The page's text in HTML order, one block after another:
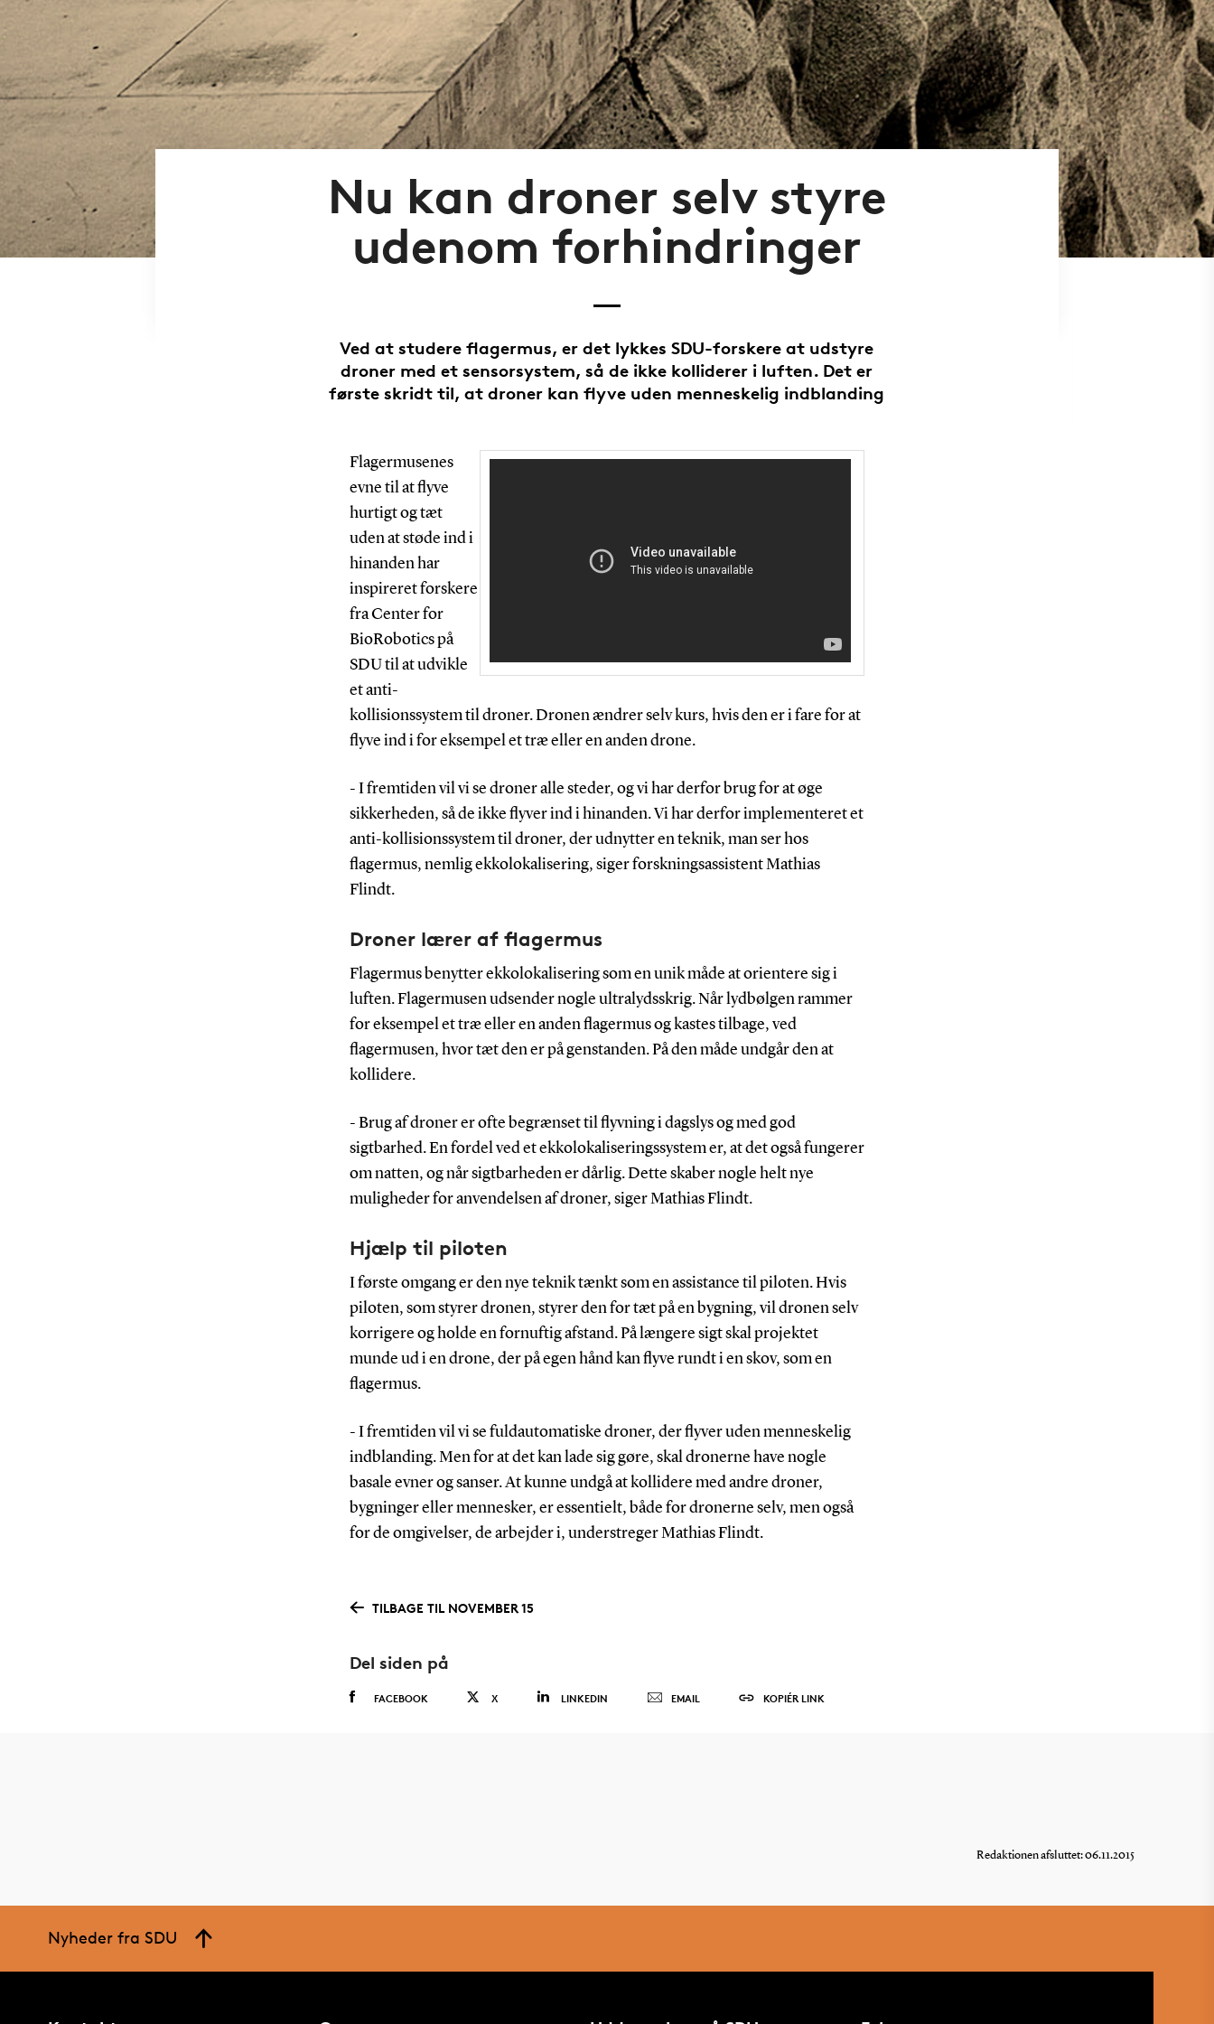
Nu kan droner selv styre
udenom forhindringer
Ved at studere flagermus, er det lykkes SDU-forskere at udstyre
droner med et sensorsystem, så de ikke kolliderer i luften. Det er
første skridt til, at droner kan flyve uden menneskelig indblanding
Flagermusenes
evne til at flyve
hurtigt og tæt
uden at støde ind i
hinanden har
inspireret forskere
fra Center for
BioRobotics på
SDU til at udvikle
et anti-
kollisionssystem til droner. Dronen ændrer selv kurs, hvis den er i fare for at
flyve ind i for eksempel et træ eller en anden drone.
- I fremtiden vil vi se droner alle steder, og vi har derfor brug for at øge
sikkerheden, så de ikke flyver ind i hinanden. Vi har derfor implementeret et
anti-kollisionssystem til droner, der udnytter en teknik, man ser hos
flagermus, nemlig ekkolokalisering, siger forskningsassistent Mathias
Flindt.
Droner lærer af flagermus
Flagermus benytter ekkolokalisering som en unik måde at orientere sig i
luften. Flagermusen udsender nogle ultralydsskrig. Når lydbølgen rammer
for eksempel et træ eller en anden flagermus og kastes tilbage, ved
flagermusen, hvor tæt den er på genstanden. På den måde undgår den at
kollidere.
- Brug af droner er ofte begrænset til flyvning i dagslys og med god
sigtbarhed. En fordel ved et ekkolokaliseringssystem er, at det også fungerer
om natten, og når sigtbarheden er dårlig. Dette skaber nogle helt nye
muligheder for anvendelsen af droner, siger Mathias Flindt.
Hjælp til piloten
I første omgang er den nye teknik tænkt som en assistance til piloten. Hvis
piloten, som styrer dronen, styrer den for tæt på en bygning, vil dronen selv
korrigere og holde en fornuftig afstand. På længere sigt skal projektet
munde ud i en drone, der på egen hånd kan flyve rundt i en skov, som en
flagermus.
- I fremtiden vil vi se fuldautomatiske droner, der flyver uden menneskelig
indblanding. Men for at det kan lade sig gøre, skal dronerne have nogle
basale evner og sanser. At kunne undgå at kollidere med andre droner,
bygninger eller mennesker, er essentielt, både for dronerne selv, men også
for de omgivelser, de arbejder i, understreger Mathias Flindt.
TILBAGE TIL NOVEMBER 15
Del siden på
FACEBOOK X LINKEDIN EMAIL KOPIÉR LINK
Redaktionen afsluttet: 06.11.2015
Nyheder fra SDU